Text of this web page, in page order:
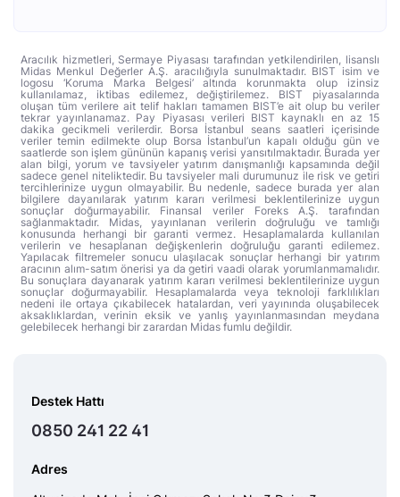
Aracılık hizmetleri, Sermaye Piyasası tarafından yetkilendirilen, lisanslı
Midas Menkul Değerler A.Ş. aracılığıyla sunulmaktadır. BIST isim ve
logosu ‘Koruma Marka Belgesi’ altında korunmakta olup izinsiz
kullanılamaz, iktibas edilemez, değiştirilemez. BIST piyasalarında
oluşan tüm verilere ait telif hakları tamamen BIST’e ait olup bu veriler
tekrar yayınlanamaz. Pay Piyasası verileri BIST kaynaklı en az 15
dakika gecikmeli verilerdir. Borsa İstanbul seans saatleri içerisinde
veriler temin edilmekte olup Borsa İstanbul’un kapalı olduğu gün ve
saatlerde son işlem gününün kapanış verisi yansıtılmaktadır. Burada yer
alan bilgi, yorum ve tavsiyeler yatırım danışmanlığı kapsamında değil
sadece genel niteliktedir. Bu tavsiyeler mali durumunuz ile risk ve getiri
tercihlerinize uygun olmayabilir. Bu nedenle, sadece burada yer alan
bilgilere dayanılarak yatırım kararı verilmesi beklentilerinize uygun
sonuçlar doğurmayabilir. Finansal veriler Foreks A.Ş. tarafından
sağlanmaktadır. Midas, yayınlanan verilerin doğruluğu ve tamlığı
konusunda herhangi bir garanti vermez. Hesaplamalarda kullanılan
verilerin ve hesaplanan değişkenlerin doğruluğu garanti edilemez.
Yapılacak filtremeler sonucu ulaşılacak sonuçlar herhangi bir yatırım
aracının alım-satım önerisi ya da getiri vaadi olarak yorumlanmamalıdır.
Bu sonuçlara dayanarak yatırım kararı verilmesi beklentilerinize uygun
sonuçlar doğurmayabilir. Hesaplamalarda veya teknoloji farklılıkları
nedeni ile ortaya çıkabilecek hatalardan, veri yayınında oluşabilecek
aksaklıklardan, verinin eksik ve yanlış yayınlanmasından meydana
gelebilecek herhangi bir zarardan Midas fumlu değildir.
Destek Hattı
0850 241 22 41
Adres